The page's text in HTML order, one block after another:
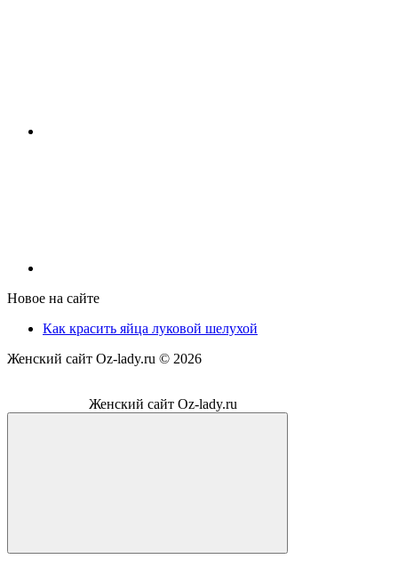
Новое на сайте
Как красить яйца луковой шелухой
Женский сайт Oz-lady.ru © 2026
Женский сайт Oz-lady.ru